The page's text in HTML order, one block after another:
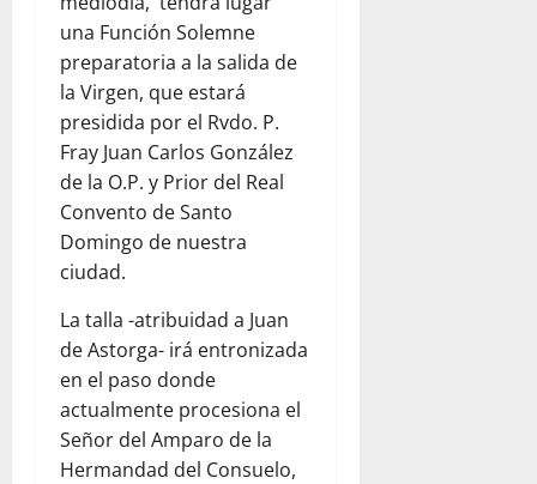
una Función Solemne
preparatoria a la salida de
la Virgen, que estará
presidida por el Rvdo. P.
Fray Juan Carlos González
de la O.P. y Prior del Real
Convento de Santo
Domingo de nuestra
ciudad.
La talla -atribuidad a Juan
de Astorga- irá entronizada
en el paso donde
actualmente procesiona el
Señor del Amparo de la
Hermandad del Consuelo,